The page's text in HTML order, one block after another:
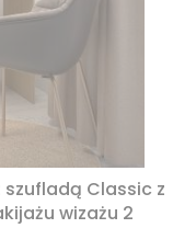
Classic z
wizażu 2